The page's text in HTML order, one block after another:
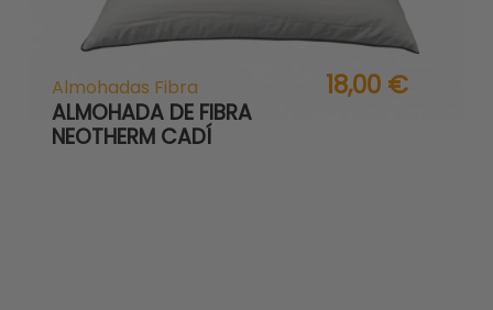
Almohadas Fibra
ALMOHADA DE FIBRA
NEOTHERM CADÍ
18,00 €